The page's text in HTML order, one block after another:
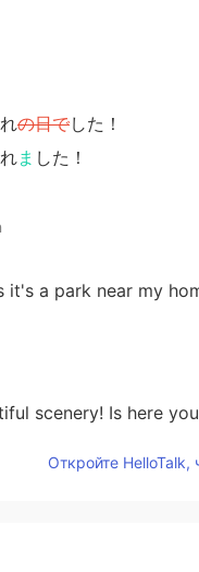
の日でした！
ま した！
it's a park near my
scenery! Is here
Откройте HelloTalk,